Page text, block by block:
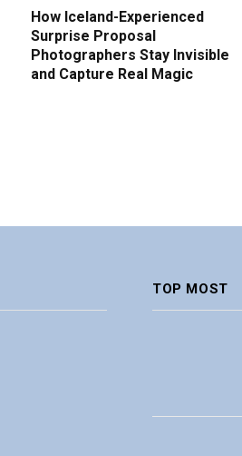
How Iceland-Experienced
Surprise Proposal
Photographers Stay Invisible
and Capture Real Magic
TOP MOST